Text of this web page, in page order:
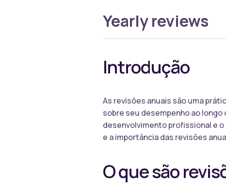
Yearly reviews
Introdução
As revisões anuais são uma
sobre seu desempenho ao
desenvolvimento profissional e
e a importância das revisões
O que são